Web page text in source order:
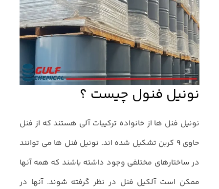
نونیل فنول چیست ؟
نونیل فنل ها از خانواده ترکیبات آلی هستند که از فنل
حاوی 9 کربن تشکیل شده اند. نونیل فنل ها می توانند
در ساختارهای مختلفی وجود داشته باشند که همه آنها
ممکن است آلکیل فنل در نظر گرفته شوند. آنها در